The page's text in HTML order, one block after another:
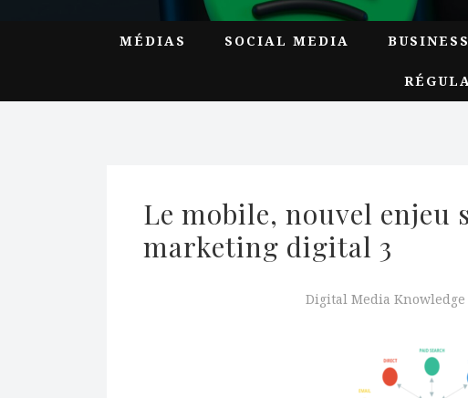
MÉDIAS SOCIAL MEDIA
Le mobile, nouvel enjeu
marketing digital 3
Digital Media Knowledge